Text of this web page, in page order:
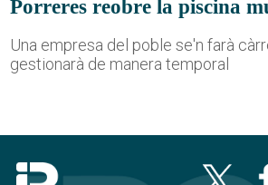
Porreres reobre la piscina
Una empresa del poble se'n farà
gestionarà de manera temporal